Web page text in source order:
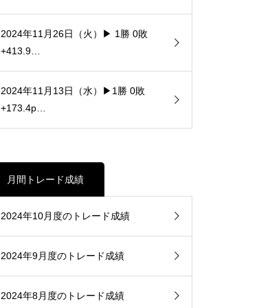
2024年11月26日（火）▶ 1勝 0敗
+413.9…
2024年11月13日（水）▶1勝 0敗
+173.4p…
月間トレード成績
2024年10月度のトレード成績
2024年9月度のトレード成績
2024年8月度のトレード成績